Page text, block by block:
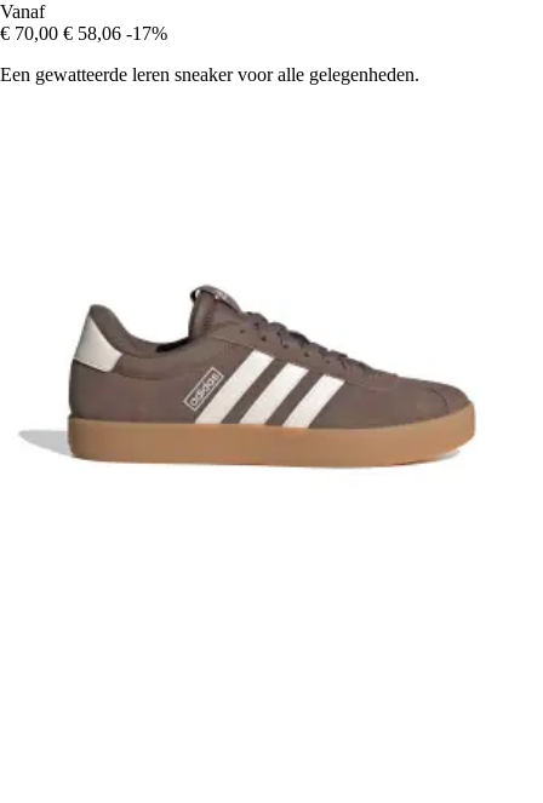
Vanaf
€ 70,00 € 58,06 -17%
Een gewatteerde leren sneaker voor alle gelegenheden.